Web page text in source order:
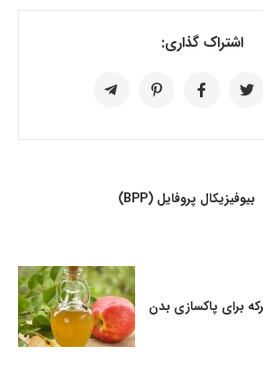
اشتراک گذاری:
بیوفیزیکال پروفایل (BPP)
برای پاکسازی بدن